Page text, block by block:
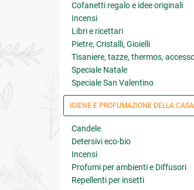
Cofanetti regalo e idee originali
Incensi
Libri e ricettari
Pietre, Cristalli, Gioielli
Tisaniere, tazze, thermos,
Speciale Natale
Speciale San Valentino
IGIENE E PROFUMAZIONE DELLA CASA
Candele
Detersivi eco-bio
Incensi
Profumi per ambienti e Diffusori
Repellenti per insetti